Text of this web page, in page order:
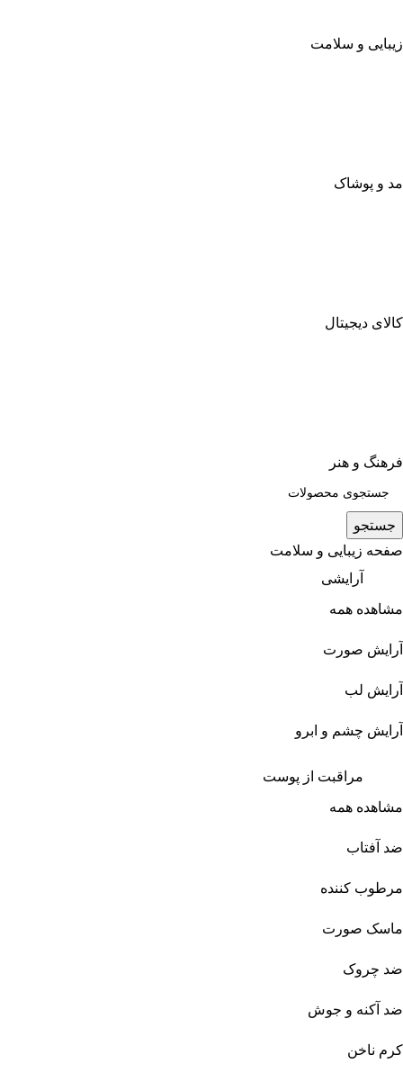
زیبایی و سلامت
مد و پوشاک
کالای دیجیتال
فرهنگ و هنر
جستجو
صفحه زیبایی و سلامت
آرایشی
مشاهده همه
آرایش صورت
آرایش لب
آرایش چشم و ابرو
مراقبت از پوست
مشاهده همه
ضد آفتاب
مرطوب کننده
ماسک صورت
ضد چروک
ضد آکنه و جوش
کرم ناخن